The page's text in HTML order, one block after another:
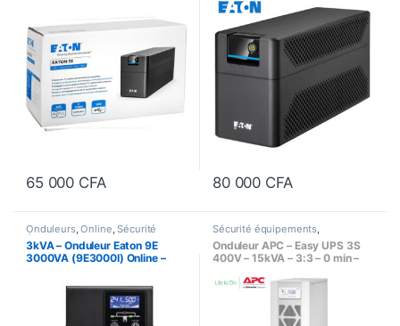
65 000 CFA
interactive
80 000 CFA
Onduleurs,Online,Sécurité
équipements
3kVA – Onduleur Eaton 9E
3000VA (9E3000I) Online –
Sécurité équipements,
Onduleurs , Online
Onduleur APC – Easy UPS 3S
400V – 15kVA – 3:3 – 0 min –
Online, Triphasé